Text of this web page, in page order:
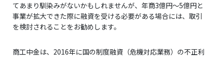
てあまり馴染みがないかもしれませんが、年商3億円～5億円と
事業が拡大できた際に融資を受ける必要がある場合には、取引
を検討されることをお勧めします。
商工中金は、2016年に国の制度融資（危機対応業務）の不正利